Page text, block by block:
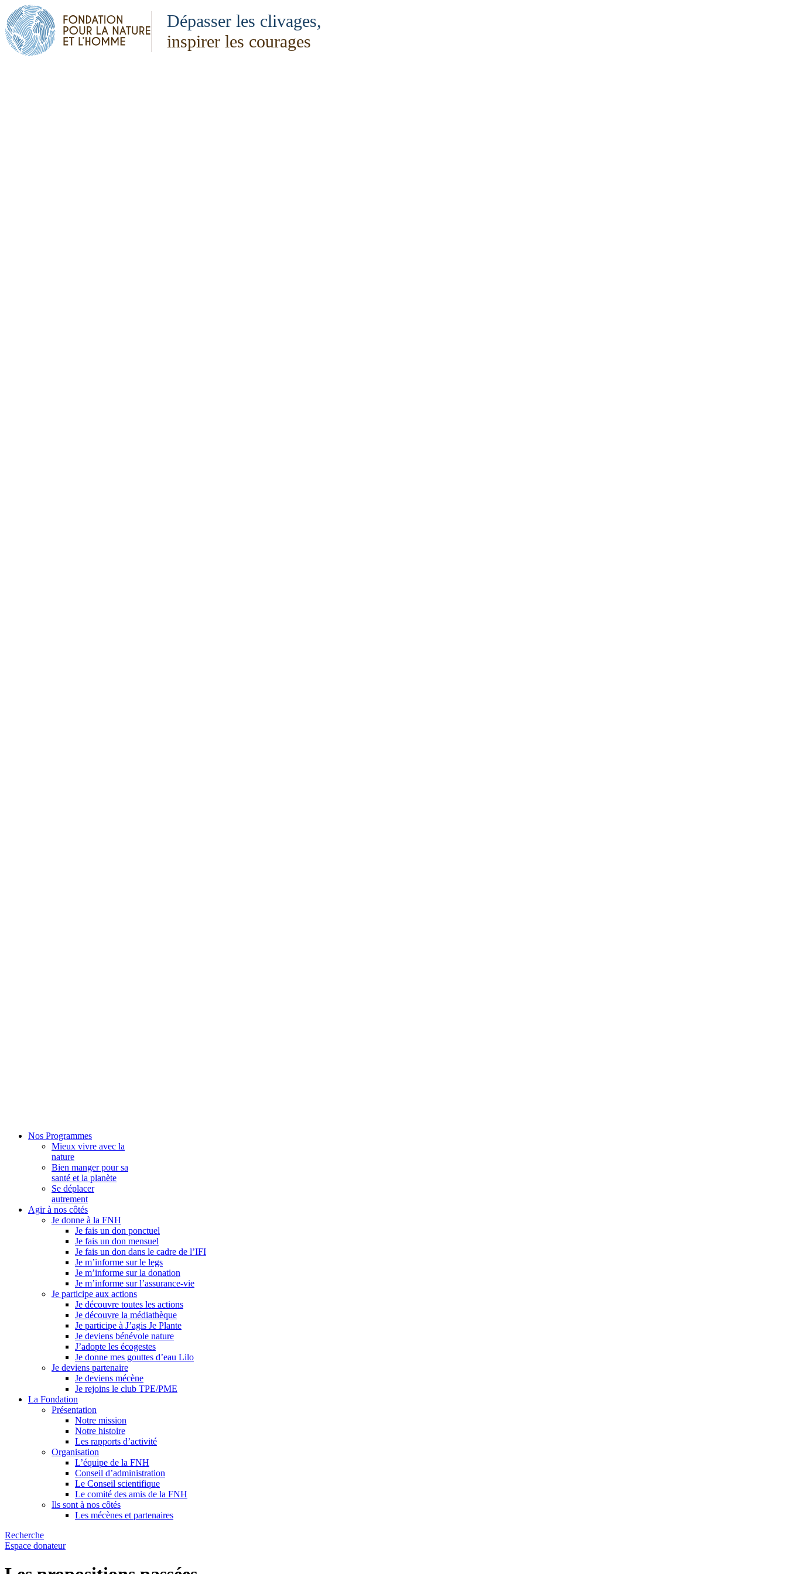
Dépasser les clivages,
inspirer les courages
Nos Programmes
Mieux vivre avec la
nature
Bien manger pour sa
santé et la planète
Se déplacer
autrement
Agir à nos côtés
Je donne à la FNH
Je fais un don ponctuel
Je fais un don mensuel
Je fais un don dans le cadre de l’IFI
Je m’informe sur le legs
Je m’informe sur la donation
Je m’informe sur l’assurance-vie
Je participe aux actions
Je découvre toutes les actions
Je découvre la médiathèque
Je participe à J’agis Je Plante
Je deviens bénévole nature
J’adopte les écogestes
Je donne mes gouttes d’eau Lilo
Je deviens partenaire
Je deviens mécène
Je rejoins le club TPE/PME
La Fondation
Présentation
Notre mission
Notre histoire
Les rapports d’activité
Organisation
L’équipe de la FNH
Conseil d’administration
Le Conseil scientifique
Le comité des amis de la FNH
Ils sont à nos côtés
Les mécènes et partenaires
Recherche
Espace donateur